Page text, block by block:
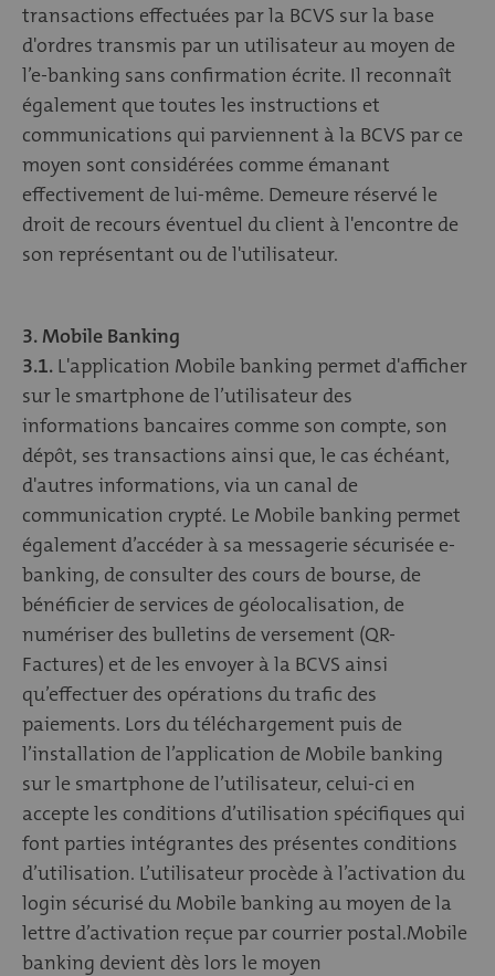
transactions effectuées par la BCVS sur la base
d'ordres transmis par un utilisateur au moyen de
l’e-banking sans confirmation écrite. Il reconnaît
également que toutes les instructions et
communications qui parviennent à la BCVS par ce
moyen sont considérées comme émanant
effectivement de lui-même. Demeure réservé le
droit de recours éventuel du client à l'encontre de
son représentant ou de l'utilisateur.
3. Mobile Banking
3.1. L'application Mobile banking permet d'afficher
sur le smartphone de l’utilisateur des
informations bancaires comme son compte, son
dépôt, ses transactions ainsi que, le cas échéant,
d'autres informations, via un canal de
communication crypté. Le Mobile banking permet
également d’accéder à sa messagerie sécurisée e-
banking, de consulter des cours de bourse, de
bénéficier de services de géolocalisation, de
numériser des bulletins de versement (QR-
Factures) et de les envoyer à la BCVS ainsi
qu’effectuer des opérations du trafic des
paiements. Lors du téléchargement puis de
l’installation de l’application de Mobile banking
sur le smartphone de l’utilisateur, celui-ci en
accepte les conditions d’utilisation spécifiques qui
font parties intégrantes des présentes conditions
d’utilisation. L’utilisateur procède à l’activation du
login sécurisé du Mobile banking au moyen de la
lettre d’activation reçue par courrier postal.Mobile
banking devient dès lors le moyen